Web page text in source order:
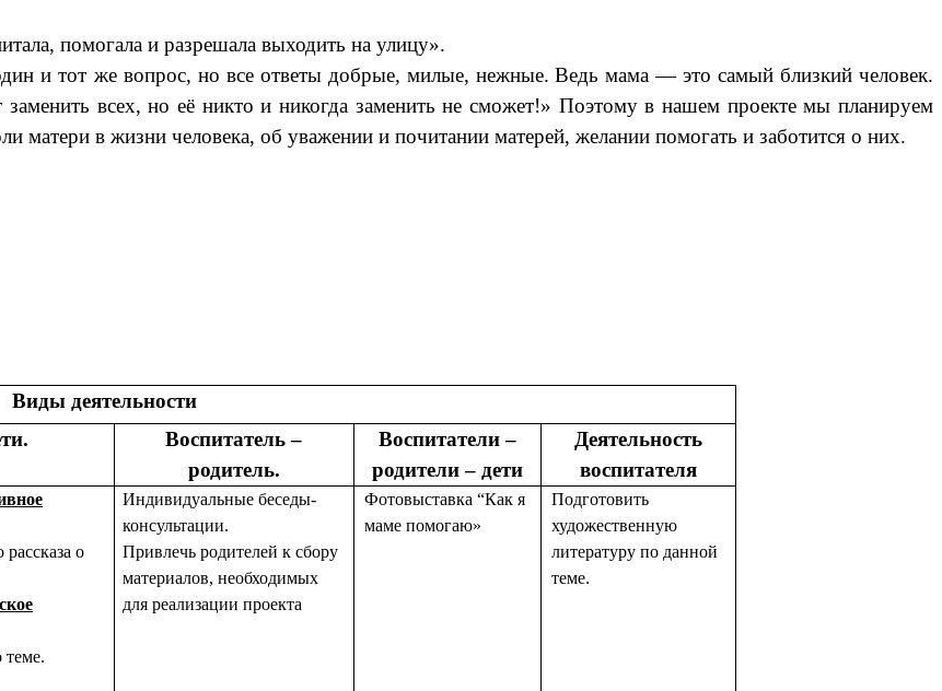
помогала и разрешала выходить на улицу».
и тот же вопрос, но все ответы добрые, милые, нежные. Ведь мама — это самый близкий человек.
всех, но её никто и никогда заменить не сможет!» Поэтому в нашем проекте мы планируем
матери в жизни человека, об уважении и почитании матерей, желании помогать и заботится о них.
Виды деятельности
Воспитатель –
родитель.
Воспитатели –
родители – дети
Деятельность
воспитателя
о
Индивидуальные беседы-
консультации.
Привлечь родителей к сбору
материалов, необходимых
для реализации проекта
Фотовыставка “Как я
маме помогаю»
Подготовить
художественную
литературу по данной
теме.